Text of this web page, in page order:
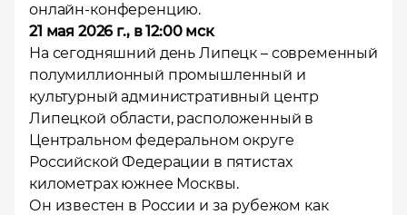
онлайн-конференцию.
21 мая 2026 г., в 12:00 мск
На сегодняшний день Липецк – современный
полумиллионный промышленный и
культурный административный центр
Липецкой области, расположенный в
Центральном федеральном округе
Российской Федерации в пятистах
километрах южнее Москвы.
Он известен в России и за рубежом как